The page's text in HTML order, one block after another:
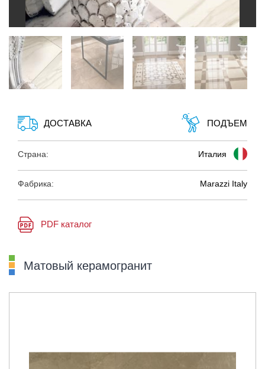
ДОСТАВКА ПОДЪЕМ
Страна: Италия
Фабрика: Marazzi Italy
PDF каталог
Матовый керамогранит